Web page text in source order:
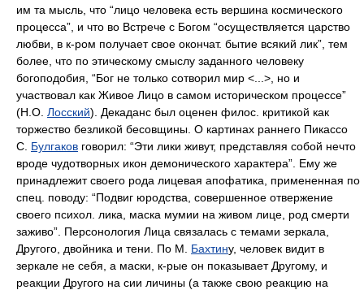
им та мысль, что “лицо человека есть вершина космического
процесса”, и что во Встрече с Богом “осуществляется царство
любви, в к-ром получает свое окончат. бытие всякий лик”, тем
более, что по этическому смыслу заданного человеку
богоподобия, “Бог не только сотворил мир <...>, но и
участвовал как Живое Лицо в самом историческом процессе”
(Н.О. Лосский). Декаданс был оценен филос. критикой как
торжество безликой бесовщины. О картинах раннего Пикассо
С. Булгаков говорил: “Эти лики живут, представляя собой нечто
вроде чудотворных икон демонического характера”. Ему же
принадлежит своего рода лицевая апофатика, примененная по
спец. поводу: “Подвиг юродства, совершенное отвержение
своего психол. лика, маска мумии на живом лице, род смерти
заживо”. Персонология Лица связалась с темами зеркала,
Другого, двойника и тени. По М. Бахтину, человек видит в
зеркале не себя, а маски, к-рые он показывает Другому, и
реакции Другого на сии личины (а также свою реакцию на